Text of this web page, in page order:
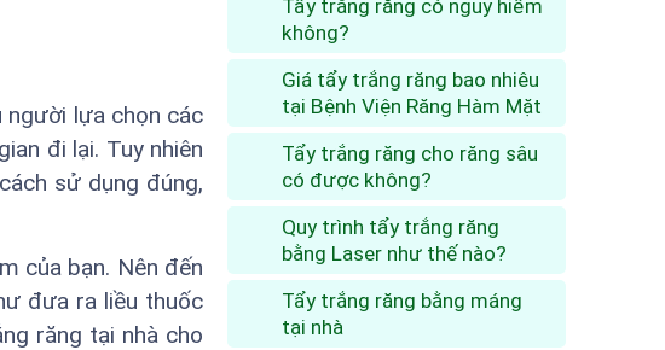
người lựa chọn các
đi lại. Tuy nhiên
sử dụng đúng,
của bạn. Nên đến
đưa ra liều thuốc
răng tại nhà cho
Tẩy trắng răng có nguy hiểm
không?
Giá tẩy trắng răng bao nhiêu
tại Bệnh Viện Răng Hàm Mặt
Tẩy trắng răng cho răng sâu
có được không?
Quy trình tẩy trắng răng
bằng Laser như thế nào?
Tẩy trắng răng bằng máng
tại nhà